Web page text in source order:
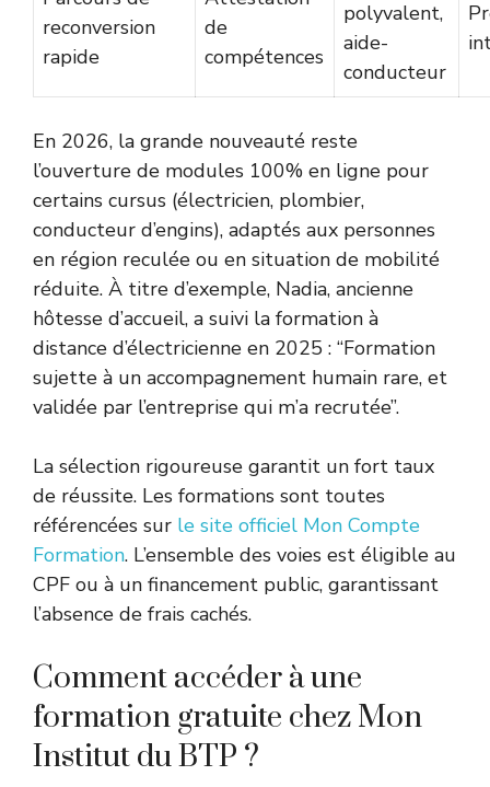
reconversion
rapide
de
compétences
polyvalent,
aide-
conducteur
En 2026, la grande nouveauté reste
l’ouverture de modules 100% en ligne pour
certains cursus (électricien, plombier,
conducteur d’engins), adaptés aux personnes
en région reculée ou en situation de mobilité
réduite. À titre d’exemple, Nadia, ancienne
hôtesse d’accueil, a suivi la formation à
distance d’électricienne en 2025 : “Formation
sujette à un accompagnement humain rare, et
validée par l’entreprise qui m’a recrutée”.
La sélection rigoureuse garantit un fort taux
de réussite. Les formations sont toutes
référencées sur le site officiel Mon Compte
Formation. L’ensemble des voies est éligible au
CPF ou à un financement public, garantissant
l’absence de frais cachés.
Comment accéder à une
formation gratuite chez Mon
Institut du BTP ?